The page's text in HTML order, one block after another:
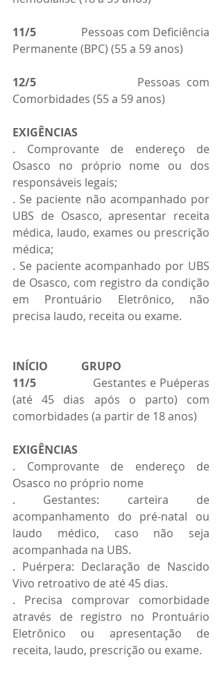
11/5
                Pessoas com Deficiência
Permanente (BPC) (55 a 59 anos)
12/5
            Pessoas com
Comorbidades (55 a 59 anos)
EXIGÊNCIAS
. Comprovante de endereço de
Osasco no próprio nome ou dos
responsáveis legais;
. Se paciente não acompanhado por
UBS de Osasco, apresentar receita
médica, laudo, exames ou prescrição
médica;
. Se paciente acompanhado por UBS
de Osasco, com registro da condição
em Prontuário Eletrônico, não
precisa laudo, receita ou exame.
INÍCIO            GRUPO
11/5
            Gestantes e Puéperas
(até 45 dias após o parto) com
comorbidades (a partir de 18 anos)
EXIGÊNCIAS
. Comprovante de endereço de
Osasco no próprio nome
. Gestantes: carteira de
acompanhamento do pré-natal ou
laudo médico, caso não seja
acompanhada na UBS.
. Puérpera: Declaração de Nascido
Vivo retroativo de até 45 dias.
. Precisa comprovar comorbidade
através de registro no Prontuário
Eletrônico ou apresentação de
receita, laudo, prescrição ou exame.